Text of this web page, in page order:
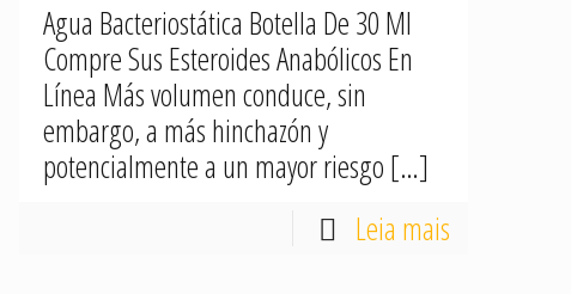
Agua Bacteriostática Botella De 30 Ml
Compre Sus Esteroides Anabólicos En
Línea Más volumen conduce, sin
embargo, a más hinchazón y
potencialmente a un mayor riesgo[…]
Leia mais